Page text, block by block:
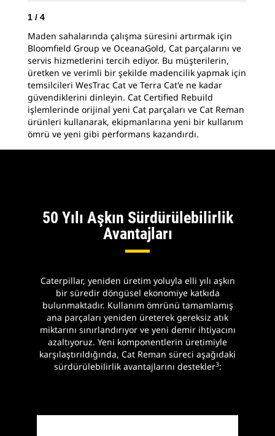
1 / 4
Maden sahalarında çalışma süresini artırmak için
Bloomfield Group ve OceanaGold, Cat parçalarını ve
servis hizmetlerini tercih ediyor. Bu müşterilerin,
üretken ve verimli bir şekilde madencilik yapmak için
temsilcileri WesTrac Cat ve Terra Cat'e ne kadar
güvendiklerini dinleyin. Cat Certified Rebuild
işlemlerinde orijinal yeni Cat parçaları ve Cat Reman
ürünleri kullanarak, ekipmanlarına yeni bir kullanım
ömrü ve yeni gibi performans kazandırdı.
50 Yılı Aşkın Sürdürülebilirlik
Avantajları
Caterpillar, yeniden üretim yoluyla elli yılı aşkın
bir süredir döngüsel ekonomiye katkıda
bulunmaktadır. Kullanım ömrünü tamamlamış
ana parçaları yeniden üreterek gereksiz atık
miktarını sınırlandırıyor ve yeni demir ihtiyacını
azaltıyoruz. Yeni komponentlerin üretimiyle
karşılaştırıldığında, Cat Reman süreci aşağıdaki
sürdürülebilirlik avantajlarını destekler3: